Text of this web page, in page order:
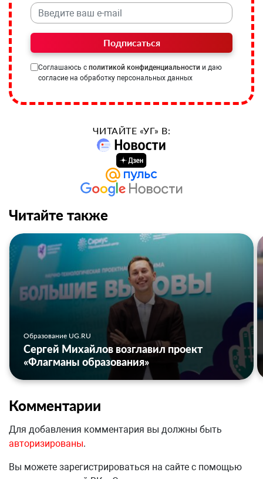
Подписаться
Соглашаюсь с политикой конфиденциальности и даю
согласие на обработку персональных данных
ЧИТАЙТЕ «УГ» В:
Читайте также
Образование UG.RU
Сергей Михайлов возглавил проект
«Флагманы образования»
Комментарии
Для добавления комментария вы должны быть
авторизированы.
Вы можете зарегистрироваться на сайте с помощью